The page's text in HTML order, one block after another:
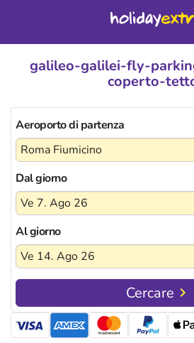
galileo-galilei-fly-
coperto-
Aeroporto di partenza
Dal giorno
Al giorno
Cercare